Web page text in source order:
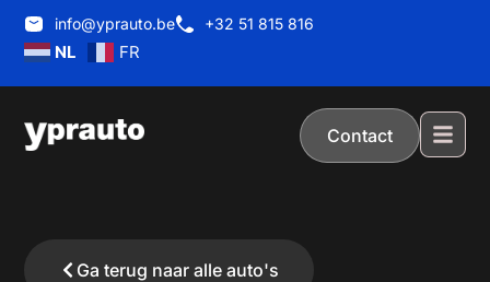
info@yprauto.be +32 51 815 816
NL FR
Contact
Ga terug naar alle auto's